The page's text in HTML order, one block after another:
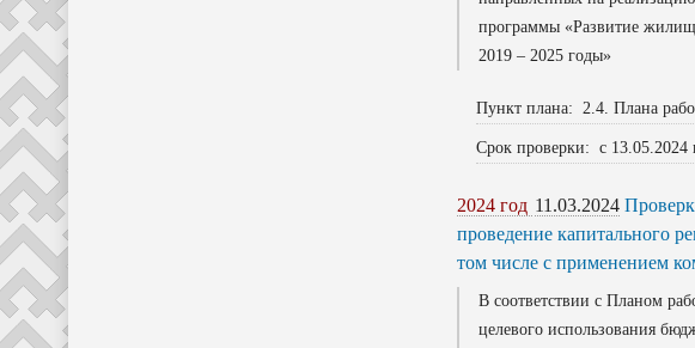
программы «Развитие
2019 – 2025 годы»
Пункт плана: 2.4. Плана
Срок проверки: с 13.05.2024
2024 год 11.03.2024
проведение капитального
том числе с применением
В соответствии с Планом
целевого использования